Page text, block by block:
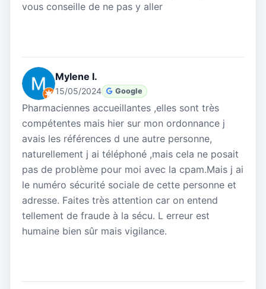
vous conseille de ne pas y aller
Mylene I.
15/05/2024 Google
Pharmaciennes accueillantes ,elles sont très
compétentes mais hier sur mon ordonnance j
avais les références d une autre personne,
naturellement j ai téléphoné ,mais cela ne posait
pas de problème pour moi avec la cpam.Mais j ai
le numéro sécurité sociale de cette personne et
adresse. Faites très attention car on entend
tellement de fraude à la sécu. L erreur est
humaine bien sûr mais vigilance.